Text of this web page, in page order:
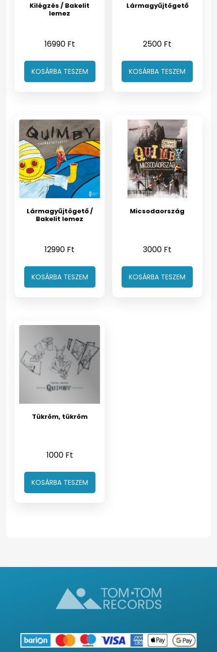
Kilégzés / Bakelit
lemez
16990 Ft
KOSÁRBA TESZEM
Lármagyűjtögető
2500 Ft
KOSÁRBA TESZEM
Lármagyűjtögető /
Bakelit lemez
12990 Ft
KOSÁRBA TESZEM
Micsodaország
3000 Ft
KOSÁRBA TESZEM
Tükröm, tükröm
1000 Ft
KOSÁRBA TESZEM